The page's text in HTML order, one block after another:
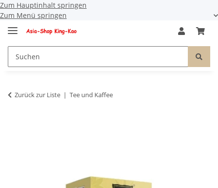
Zum Hauptinhalt springen
Zum Menü springen
Zurück zur Liste Tee und Kaffee